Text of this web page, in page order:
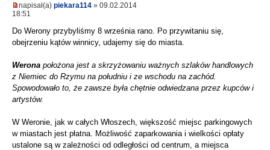
napisał(a) piekara114 » 09.02.2014
18:51
Do Werony przybyliśmy 8 września rano. Po przywitaniu się,
obejrzeniu kątów winnicy, udajemy się do miasta.
Werona położona jest a skrzyżowaniu ważnych szlaków handlowych
z Niemiec do Rzymu na południu i ze wschodu na zachód.
Spowodowało to, że zawsze była chętnie odwiedzana przez kupców i
artystów.
W Weronie, jak w całych Włoszech, większość miejsc parkingowych
w miastach jest płatna. Możliwość zaparkowania i wielkości opłaty
ustalone są w zależności od odległości od centrum, a miejsca